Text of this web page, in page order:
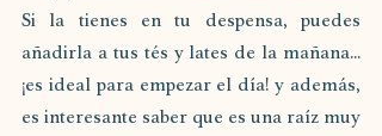
Si la tienes en tu despensa, puedes
añadirla a tus tés y lates de la mañana...
¡es ideal para empezar el día! y además,
es interesante saber que es una raíz muy